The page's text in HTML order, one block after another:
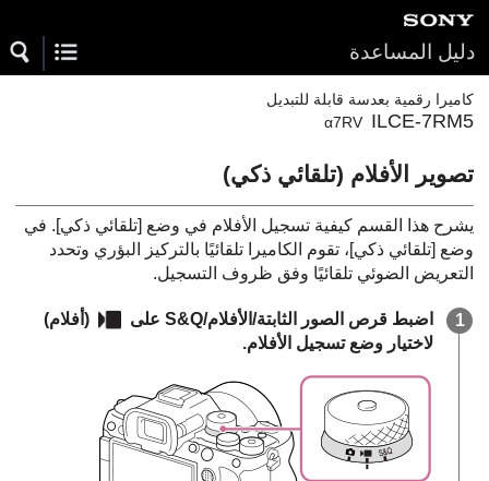
دليل المساعدة
كاميرا رقمية بعدسة قابلة للتبديل
ILCE-7RM5
α7RV
تصوير الأفلام (تلقائي ذكي)
يشرح هذا القسم كيفية تسجيل الأفلام في وضع [تلقائي ذكي]. في
وضع [تلقائي ذكي]، تقوم الكاميرا تلقائيًا بالتركيز البؤري وتحدد
التعريض الضوئي تلقائيًا وفق ظروف التسجيل.
اضبط قرص الصور الثابتة/الأفلام/S&Q على
(أفلام)
لاختيار وضع تسجيل الأفلام.